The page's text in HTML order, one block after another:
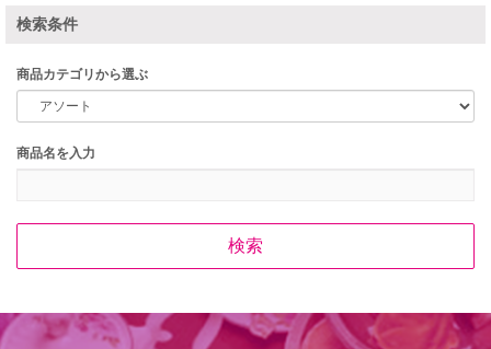
検索条件
商品カテゴリから選ぶ
商品名を入力